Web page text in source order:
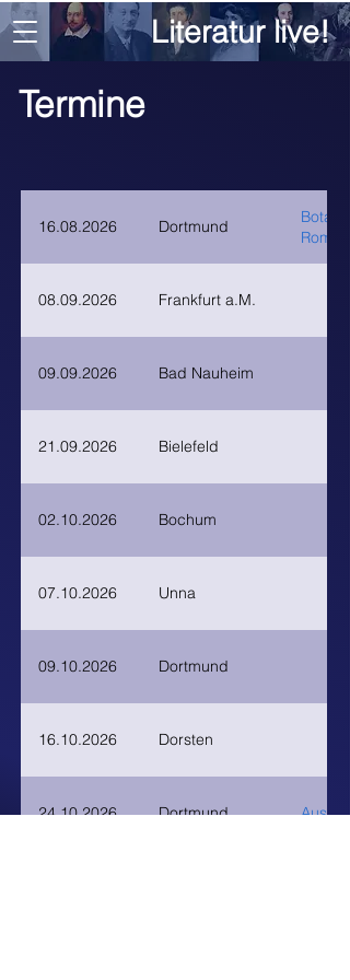
Literatur live!
Termine
16.08.2026 Dortmund
08.09.2026 Frankfurt a.M.
09.09.2026 Bad Nauheim
21.09.2026 Bielefeld
02.10.2026 Bochum
07.10.2026 Unna
09.10.2026 Dortmund
16.10.2026 Dorsten
24.10.2026 Dortmund